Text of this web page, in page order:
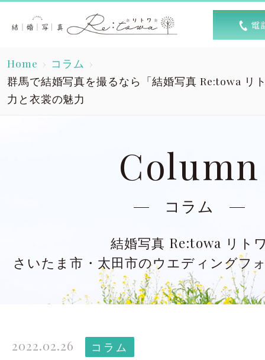
トップ
Top
洋装スタジオ
Dress studio
Kimono studio
太田店ギャラリー
Gallery
大宮
Costume
Home
コラム
群馬で結婚写真を撮るなら「結婚写真 Re:towa リ
力と衣裳の魅力
Column
コラム
結婚写真 Re:towa リト
さいたま市・太田市のウエディングフ
2022.02.26 コラム